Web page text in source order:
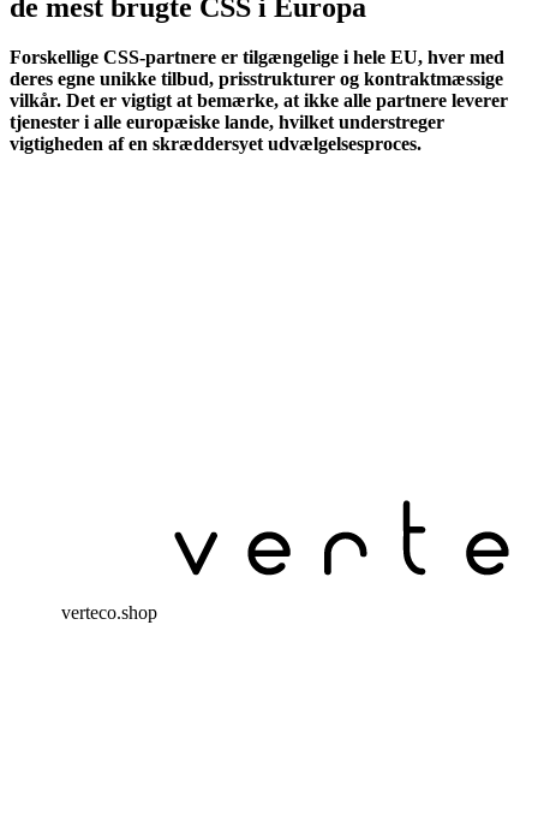
de mest brugte CSS i Europa
Forskellige CSS-partnere er tilgængelige i hele EU, hver med
deres egne unikke tilbud, prisstrukturer og kontraktmæssige
vilkår. Det er vigtigt at bemærke, at ikke alle partnere leverer
tjenester i alle europæiske lande, hvilket understreger
vigtigheden af ​​en skræddersyet udvælgelsesproces.
verteco.shop